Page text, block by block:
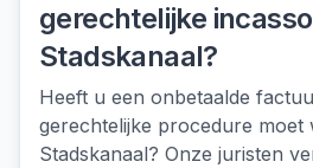
gerechtelijke incasso
Stadskanaal?
Heeft u een onbetaalde
gerechtelijke procedure moet
Stadskanaal? Onze juristen